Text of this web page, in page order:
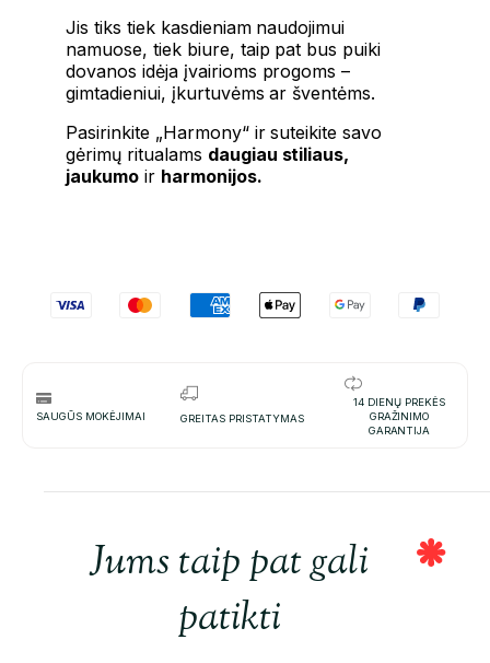
Jis tiks tiek kasdieniam naudojimui
namuose, tiek biure, taip pat bus puiki
dovanos idėja įvairioms progoms –
gimtadieniui, įkurtuvėms ar šventėms.
Pasirinkite „Harmony“ ir suteikite savo
gėrimų ritualams daugiau stiliaus,
jaukumoir harmonijos.
SAUGŪS MOKĖJIMAI GREITAS PRISTATYMAS
14 DIENŲ PREKĖS
GRAŽINIMO
GARANTIJA
Jums taip pat gali
patikti